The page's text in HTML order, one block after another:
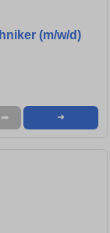
(m/w/d)
➦ ➜